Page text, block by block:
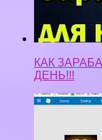
КАК
ДЕНЬ!!!